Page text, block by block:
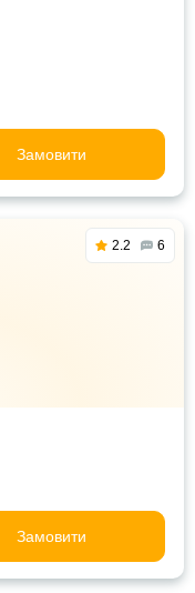
Замовити
2.2 6
Замовити